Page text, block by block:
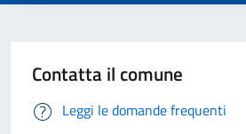
Contatta il comune
Leggi le domande frequenti